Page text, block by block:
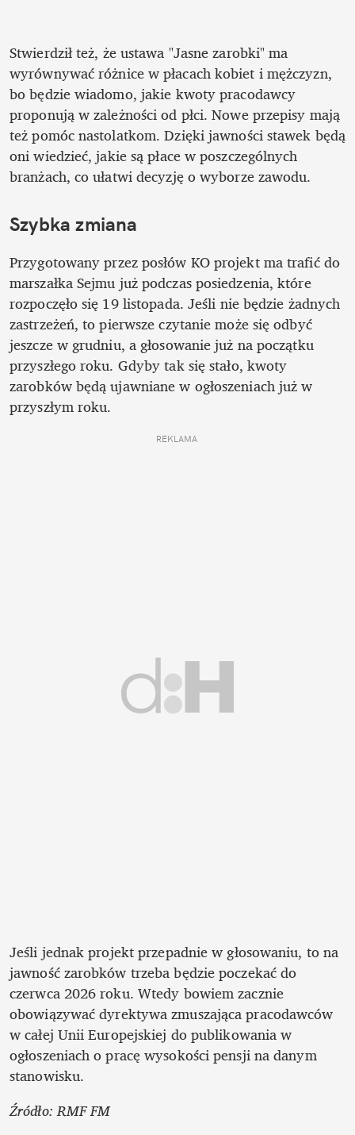
Stwierdził też, że ustawa "Jasne zarobki" ma
wyrównywać różnice w płacach kobiet i mężczyzn,
bo będzie wiadomo, jakie kwoty pracodawcy
proponują w zależności od płci. Nowe przepisy mają
też pomóc nastolatkom. Dzięki jawności stawek będą
oni wiedzieć, jakie są płace w poszczególnych
branżach, co ułatwi decyzję o wyborze zawodu.
Szybka zmiana
Przygotowany przez posłów KO projekt ma trafić do
marszałka Sejmu już podczas posiedzenia, które
rozpoczęło się 19 listopada. Jeśli nie będzie żadnych
zastrzeżeń, to pierwsze czytanie może się odbyć
jeszcze w grudniu, a głosowanie już na początku
przyszłego roku. Gdyby tak się stało, kwoty
zarobków będą ujawniane w ogłoszeniach już w
przyszłym roku.
REKLAMA
Jeśli jednak projekt przepadnie w głosowaniu, to na
jawność zarobków trzeba będzie poczekać do
czerwca 2026 roku. Wtedy bowiem zacznie
obowiązywać dyrektywa zmuszająca pracodawców
w całej Unii Europejskiej do publikowania w
ogłoszeniach o pracę wysokości pensji na danym
stanowisku.
Źródło: RMF FM